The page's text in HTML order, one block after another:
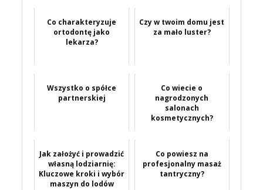
Co charakteryzuje
ortodontę jako
lekarza?
Czy w twoim domu jest
za mało luster?
Wszystko o spółce
partnerskiej
Co wiecie o
nagrodzonych
salonach
kosmetycznych?
Jak założyć i prowadzić
własną lodziarnię:
Kluczowe kroki i wybór
maszyn do lodów
Co powiesz na
profesjonalny masaż
tantryczny?